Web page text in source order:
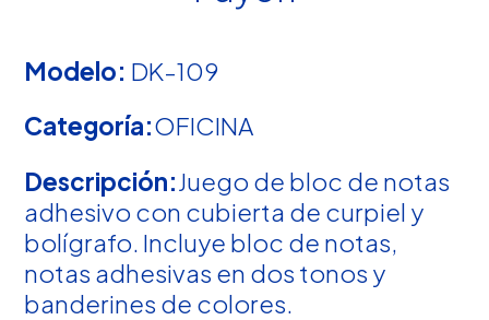
Modelo: DK-109
Categoría:OFICINA
Descripción: Juego de bloc de notas
adhesivo con cubierta de curpiel y
bolígrafo. Incluye bloc de notas,
notas adhesivas en dos tonos y
banderines de colores.